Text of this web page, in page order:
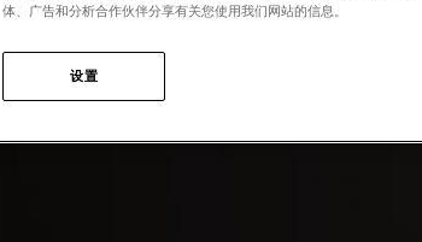
体、广告和分析合作伙伴分享有关您使用我们网站的信息。
设置